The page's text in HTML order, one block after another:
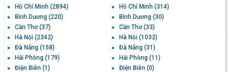
Hồ Chí Minh (2894)
Bình Dương (220)
Cần Thơ (37)
Hà Nội (2342)
Đà Nẵng (158)
Hải Phòng (179)
Điện Biên (1)
Hồ Chí Minh (314)
Bình Dương (30)
Cần Thơ (33)
Hà Nội (1032)
Đà Nẵng (31)
Hải Phòng (11)
Điện Biên (0)